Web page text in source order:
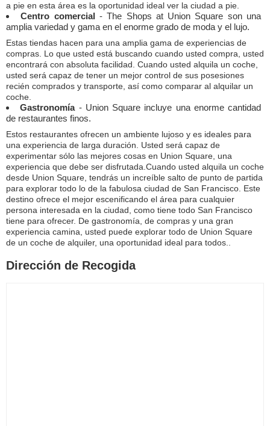
a pie en esta área es la oportunidad ideal ver la ciudad a pie.
Centro comercial - The Shops at Union Square son una
amplia variedad y gama en el enorme grado de moda y el lujo.
Estas tiendas hacen para una amplia gama de experiencias de
compras. Lo que usted está buscando cuando usted compra, usted
encontrará con absoluta facilidad. Cuando usted alquila un coche,
usted será capaz de tener un mejor control de sus posesiones
recién comprados y transporte, así como comparar al alquilar un
coche.
Gastronomía- Union Square incluye una enorme cantidad
de restaurantes finos.
Estos restaurantes ofrecen un ambiente lujoso y es ideales para
una experiencia de larga duración. Usted será capaz de
experimentar sólo las mejores cosas en Union Square, una
experiencia que debe ser disfrutada.Cuando usted alquila un coche
desde Union Square, tendrás un increíble salto de punto de partida
para explorar todo lo de la fabulosa ciudad de San Francisco. Este
destino ofrece el mejor escenificando el área para cualquier
persona interesada en la ciudad, como tiene todo San Francisco
tiene para ofrecer. De gastronomía, de compras y una gran
experiencia camina, usted puede explorar todo de Union Square
de un coche de alquiler, una oportunidad ideal para todos..
Dirección de Recogida